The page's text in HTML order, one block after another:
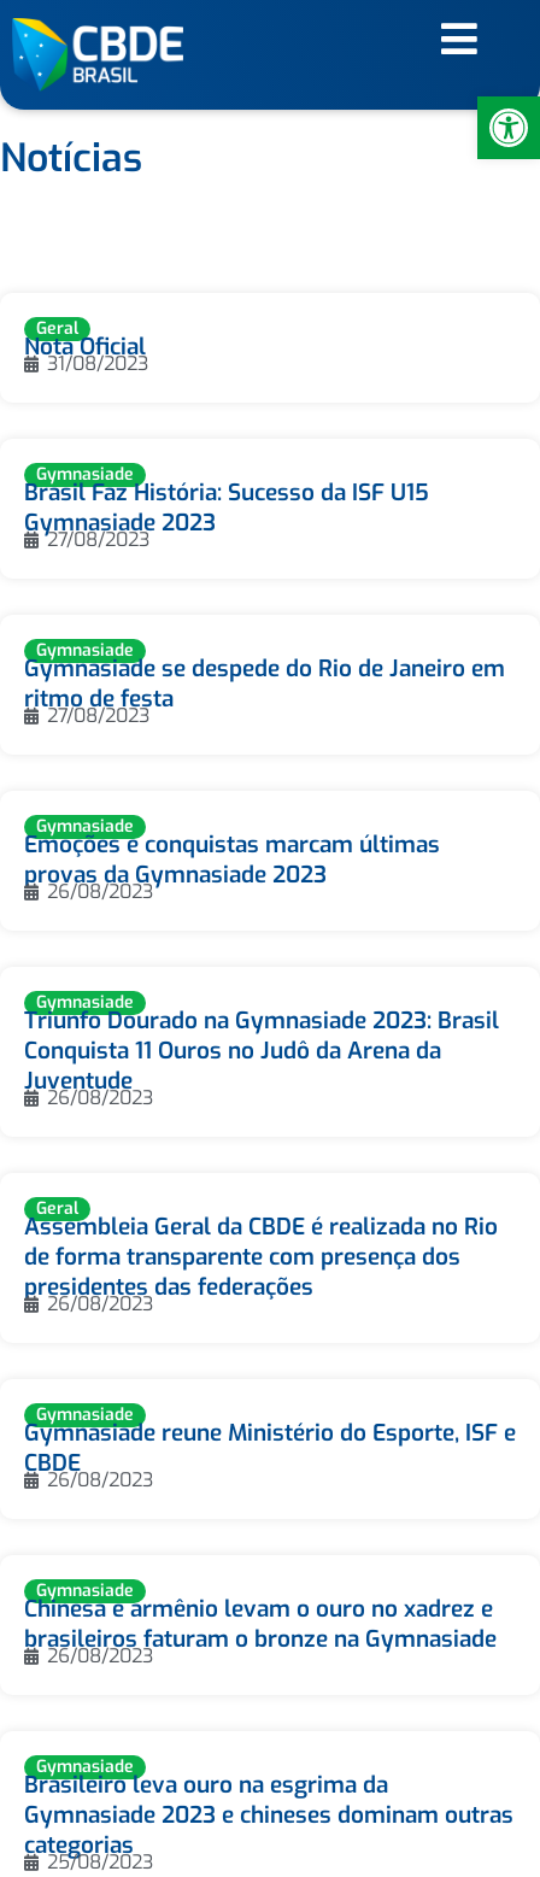
Notícias
Geral
Nota Oficial
31/08/2023
Gymnasiade
Brasil Faz História: Sucesso da ISF U15
Gymnasiade 2023
27/08/2023
Gymnasiade
Gymnasiade se despede do Rio de Janeiro em
ritmo de festa
27/08/2023
Gymnasiade
Emoções e conquistas marcam últimas
provas da Gymnasiade 2023
26/08/2023
Gymnasiade
Triunfo Dourado na Gymnasiade 2023: Brasil
Conquista 11 Ouros no Judô da Arena da
Juventude
26/08/2023
Geral
Assembleia Geral da CBDE é realizada no Rio
de forma transparente com presença dos
presidentes das federações
26/08/2023
Gymnasiade
Gymnasiade reune Ministério do Esporte, ISF e
CBDE
26/08/2023
Gymnasiade
Chinesa e armênio levam o ouro no xadrez e
brasileiros faturam o bronze na Gymnasiade
26/08/2023
Gymnasiade
Brasileiro leva ouro na esgrima da
Gymnasiade 2023 e chineses dominam outras
categorias
25/08/2023